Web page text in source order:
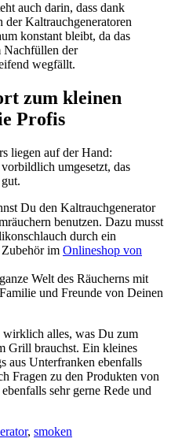
auch darin, dass dank
der Kaltrauchgeneratoren
konstant bleibt, da das
Nachfüllen der
wegfällt.
zum kleinen
Profis
liegen auf der Hand:
umgesetzt, das
Du den Kaltrauchgenerator
benutzen. Dazu musst
durch ein
Zubehör im Onlineshop von
Welt des Räucherns mit
und Freunde von Deinen
alles, was Du zum
Grill brauchst. Ein kleines
aus Unterfranken ebenfalls
Fragen zu den Produkten von
sehr gerne Rede und
, smoken